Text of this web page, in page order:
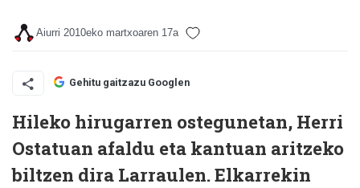
Aiurri 2010eko martxoaren 17a
Gehitu gaitzazu Googlen
Hileko hirugarren ostegunetan, Herri
Ostatuan afaldu eta kantuan aritzeko
biltzen dira Larraulen. Elkarrekin